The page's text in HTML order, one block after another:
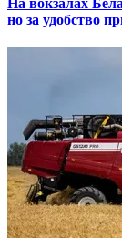
На вокзалах
но за удобство